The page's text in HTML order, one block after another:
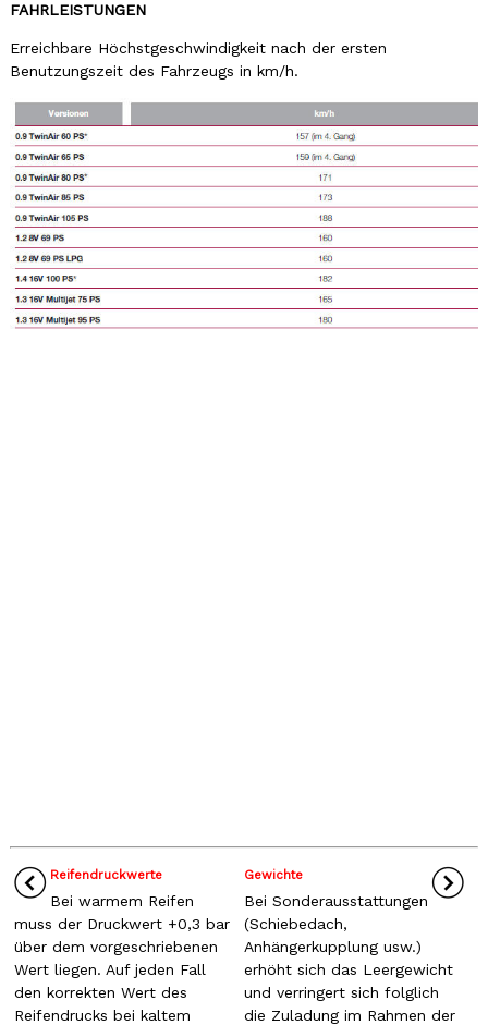
FAHRLEISTUNGEN
Erreichbare Höchstgeschwindigkeit nach der ersten
Benutzungszeit des Fahrzeugs in km/h.
Reifendruckwerte
Bei warmem Reifen
muss der Druckwert +0,3 bar
über dem vorgeschriebenen
Wert liegen. Auf jeden Fall
den korrekten Wert des
Reifendrucks bei kaltem
Gewichte
Bei Sonderausstattungen
(Schiebedach,
Anhängerkupplung usw.)
erhöht sich das Leergewicht
und verringert sich folglich
die Zuladung im Rahmen der